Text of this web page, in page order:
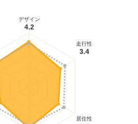
デザイン
4.2
走行性
3.4
居住性